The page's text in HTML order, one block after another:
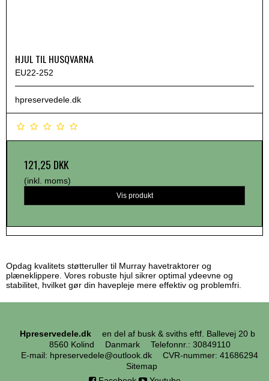
HJUL TIL HUSQVARNA
EU22-252
hpreservedele.dk
121,25 DKK
(inkl. moms)
Vis produkt
Opdag kvalitets støtteruller til Murray havetraktorer og
plæneklippere. Vores robuste hjul sikrer optimal ydeevne og
stabilitet, hvilket gør din havepleje mere effektiv og problemfri.
Hpreservedele.dk
en del af busk & sviths eftf. Ballevej 20 b
8560 Kolind
Danmark Telefonnr. : 30849110
E-mail: hpreservedele@outlook.dk CVR-nummer: 41686294
Sitemap